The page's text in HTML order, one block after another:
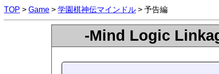
TOP > Game > 学園棋神伝マインドル > 予告編
-Mind Logic